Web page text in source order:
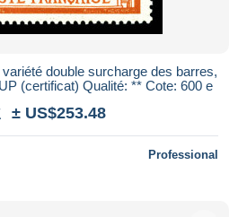
double surcharge des barres,
(certificat) Qualité: ** Cote: 600 e
± US$253.48
Professional